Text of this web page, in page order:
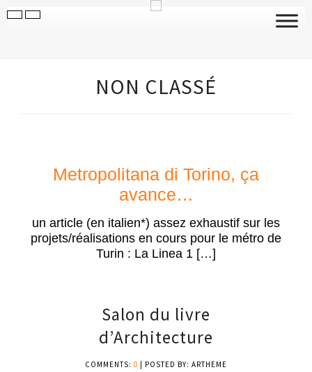
NON CLASSÉ
Metropolitana di Torino, ça
avance…
un article (en italien*) assez exhaustif sur les
projets/réalisations en cours pour le métro de
Turin : La Linea 1 […]
Salon du livre
d’Architecture
COMMENTS: 0 | POSTED BY: ARTHEME